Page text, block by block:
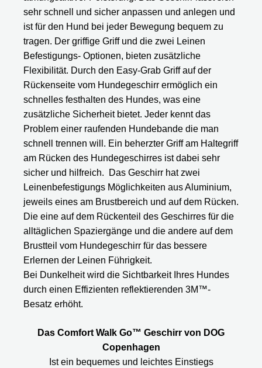
sehr schnell und sicher anpassen und anlegen und
ist für den Hund bei jeder Bewegung bequem zu
tragen. Der griffige Griff und die zwei Leinen
Befestigungs- Optionen, bieten zusätzliche
Flexibilität. Durch den Easy-Grab Griff auf der
Rückenseite vom Hundegeschirr ermöglich ein
schnelles festhalten des Hundes, was eine
zusätzliche Sicherheit bietet. Jeder kennt das
Problem einer raufenden Hundebande die man
schnell trennen will. Ein beherzter Griff am Haltegriff
am Rücken des Hundegeschirres ist dabei sehr
sicher und hilfreich. Das Geschirr hat zwei
Leinenbefestigungs Möglichkeiten aus Aluminium,
jeweils eines am Brustbereich und auf dem Rücken.
Die eine auf dem Rückenteil des Geschirres für die
alltäglichen Spaziergänge und die andere auf dem
Brustteil vom Hundegeschirr für das bessere
Erlernen der Leinen Führigkeit.
Bei Dunkelheit wird die Sichtbarkeit Ihres Hundes
durch einen Effizienten reflektierenden 3M™-
Besatz erhöht.
Das Comfort Walk Go™ Geschirr von DOG
Copenhagen
Ist ein bequemes und leichtes Einstiegs